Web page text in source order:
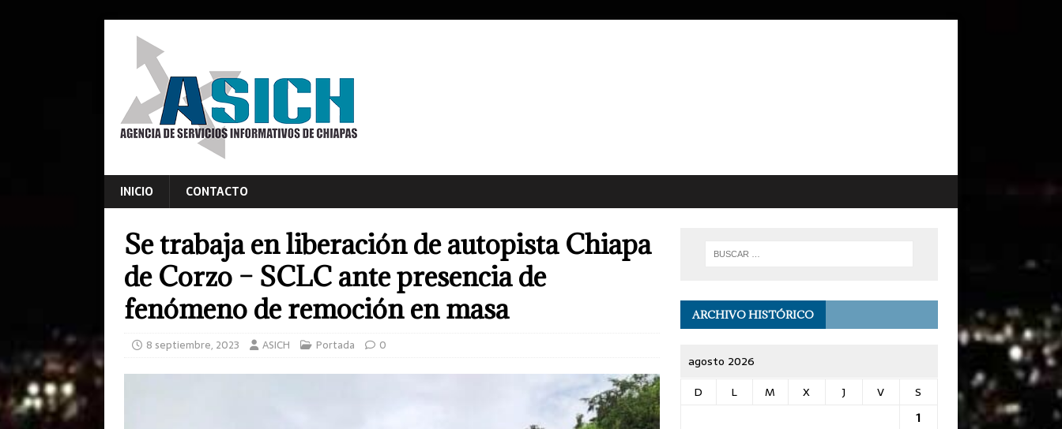
INICIO CONTACTO
Se trabaja en liberación de autopista Chiapa
de Corzo – SCLC ante presencia de
fenómeno de remoción en masa
8 septiembre, 2023 ASICH Portada 0
ARCHIVO HISTÓRICO
agosto 2026
D
L M X J V
S
1